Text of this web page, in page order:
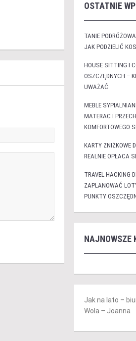
OSTATNIE
TANIE
JAK PODZIELIĆ
HOUSE SITTING I
OSZCZĘDNYCH –
UWAŻAĆ
MEBLE
MATERAC I
KOMFORTOWEGO
KARTY ZNIŻKOWE
REALNIE OPŁACA
TRAVEL HACKING
ZAPLANOWAĆ
PUNKTY
NAJNOWSZE
Jak na lato –
Wola – Joanna